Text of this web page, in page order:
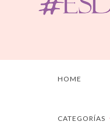
HOME
CATEGORÍAS